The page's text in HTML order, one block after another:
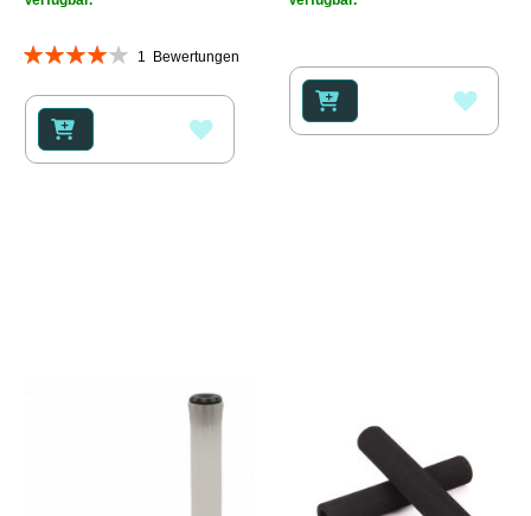
Bewertung:
1 Bewertungen
WUNSCHLISTE